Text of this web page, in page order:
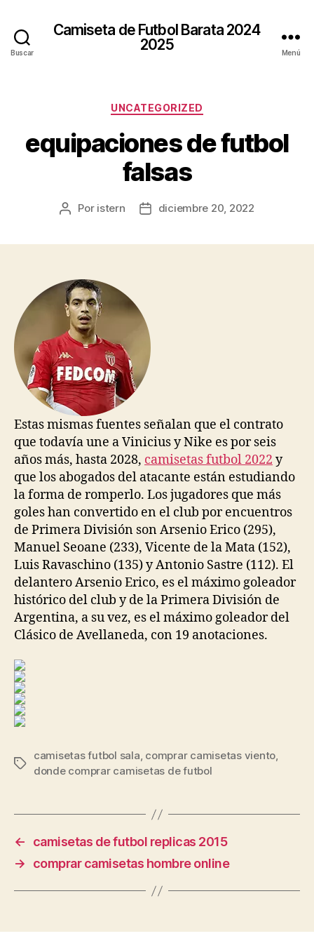
Buscar
Camiseta de Futbol Barata 2024
2025
Menú
Categorías
UNCATEGORIZED
equipaciones de futbol
falsas
Autor
Por istern
Fechadiciembre 20, 2022
Estas mismas fuentes señalan que el contrato
que todavía une a Vinicius y Nike es por seis
años más, hasta 2028, camisetas futbol 2022 y
que los abogados del atacante están estudiando
la forma de romperlo. Los jugadores que más
goles han convertido en el club por encuentros
de Primera División son Arsenio Erico (295),
Manuel Seoane (233), Vicente de la Mata (152),
Luis Ravaschino (135) y Antonio Sastre (112). El
delantero Arsenio Erico, es el máximo goleador
histórico del club y de la Primera División de
Argentina, a su vez, es el máximo goleador del
Clásico de Avellaneda, con 19 anotaciones.
Etiquetas
camisetas futbol sala, comprar camisetas viento,
donde comprar camisetas de futbol
←
camisetas de futbol replicas 2015
→
comprar camisetas hombre online